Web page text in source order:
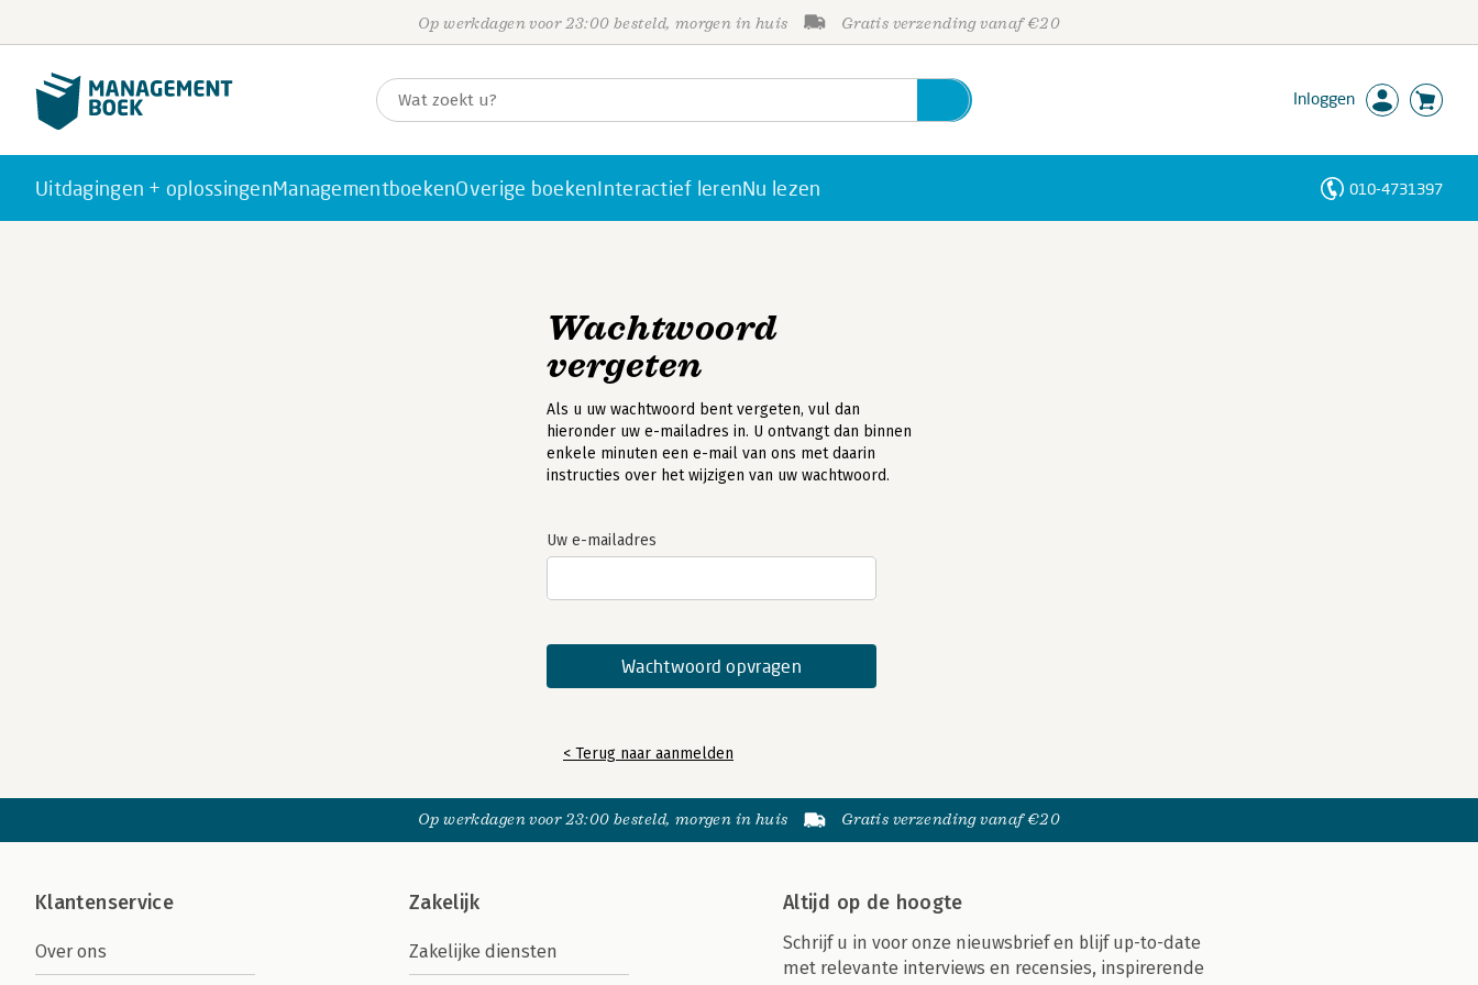
Op werkdagen voor 23:00 besteld, morgen in huis Gratis verzending vanaf €20
Inloggen
Uitdagingen + oplossingenManagementboekenOverige boekenInteractief lerenNu lezen 010-4731397
Wachtwoord
vergeten
Als u uw wachtwoord bent vergeten, vul dan
hieronder uw e-mailadres in. U ontvangt dan binnen
enkele minuten een e-mail van ons met daarin
instructies over het wijzigen van uw wachtwoord.
Uw e-mailadres
< Terug naar aanmelden
Op werkdagen voor 23:00 besteld, morgen in huis Gratis verzending vanaf €20
Klantenservice
Over ons
Zakelijk
Zakelijke diensten
Altijd op de hoogte
Schrijf u in voor onze nieuwsbrief en blijf up-to-date
met relevante interviews en recensies, inspirerende
Personen